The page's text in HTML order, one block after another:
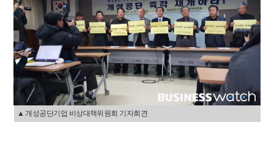
▲ 개성공단기업 비상대책위원회 기자회견